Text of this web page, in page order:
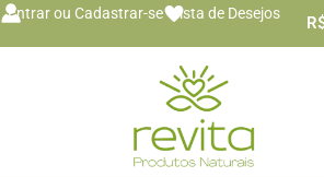
conteúdo
Entrar ou Cadastrar-se Lista de Desejos